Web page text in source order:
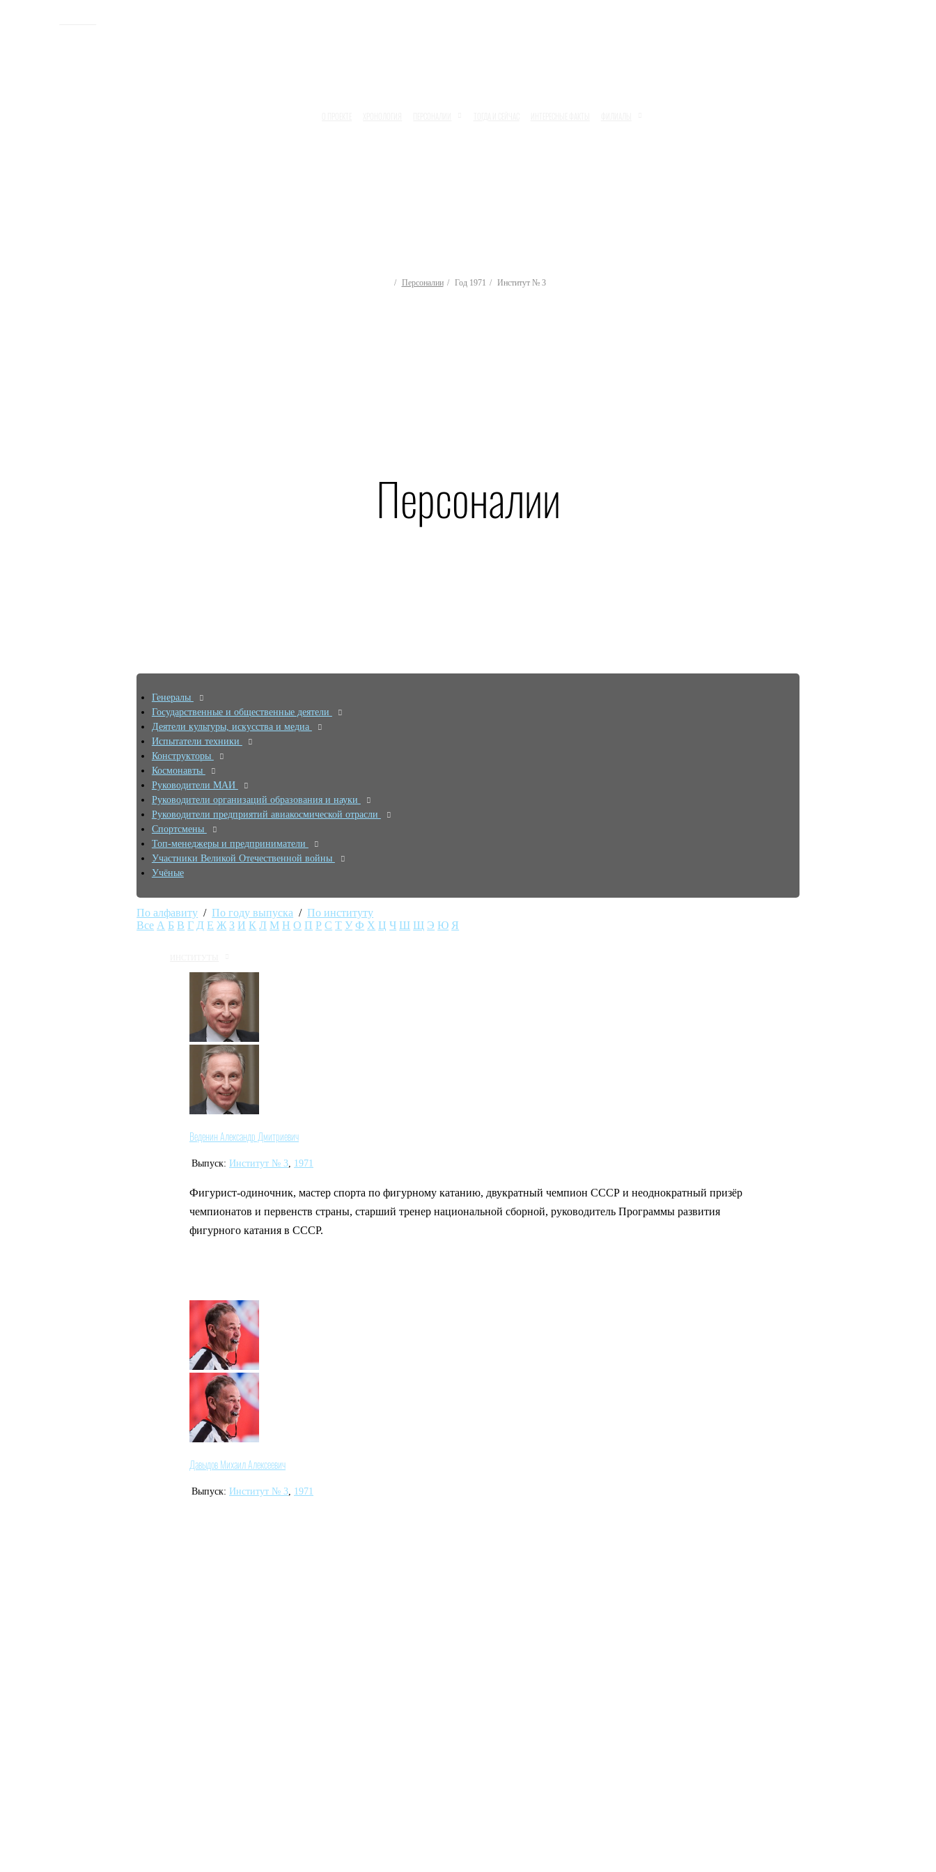
Персоналии Год 1971 Институт № 3
Персоналии
Генералы
Государственные и общественные деятели
Деятели культуры, искусства и медиа
Испытатели техники
Конструкторы
Космонавты
Руководители МАИ
Руководители организаций образования и науки
Руководители предприятий авиакосмической отрасли
Спортсмены
Топ-менеджеры и предприниматели
Участники Великой Отечественной войны
Учёные
По алфавиту /По году выпуска /По институту
Все А Б В Г Д Е Ж З И К Л М Н О П Р С Т У Ф Х Ц Ч Ш Щ Э Ю Я
Веденин Александр Дмитриевич
Выпуск: Институт № 3, 1971
Фигурист-одиночник, мастер спорта по фигурному катанию, двукратный чемпион СССР и неоднократный призёр
чемпионатов и первенств страны, старший тренер национальной сборной, руководитель Программы развития
фигурного катания в СССР.
Давыдов Михаил Алексеевич
Выпуск: Институт № 3 1971